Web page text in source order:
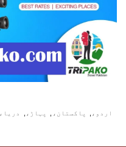
اردو، پاکستان، پہاڑ، دریا،